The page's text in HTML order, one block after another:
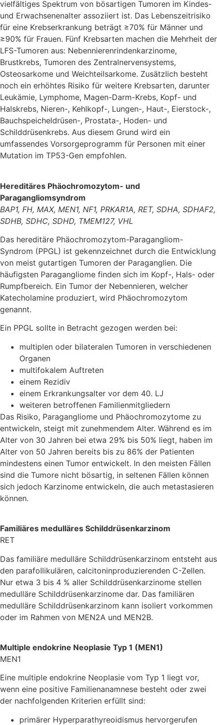
vielfältiges Spektrum von bösartigen Tumoren im Kindes-
und Erwachsenenalter assoziiert ist. Das Lebenszeitrisiko
für eine Krebserkrankung beträgt ≥70% für Männer und
≥90% für Frauen. Fünf Krebsarten machen die Mehrheit der
LFS-Tumoren aus: Nebennierenrindenkarzinome,
Brustkrebs, Tumoren des Zentralnervensystems,
Osteosarkome und Weichteilsarkome. Zusätzlich besteht
noch ein erhöhtes Risiko für weitere Krebsarten, darunter
Leukämie, Lymphome, Magen-Darm-Krebs, Kopf- und
Halskrebs, Nieren-, Kehlkopf-, Lungen-, Haut-, Eierstock-,
Bauchspeicheldrüsen-, Prostata-, Hoden- und
Schilddrüsenkrebs. Aus diesem Grund wird ein
umfassendes Vorsorgeprogramm für Personen mit einer
Mutation im TP53-Gen empfohlen.
Hereditäres Phäochromozytom- und
Paragangliomsyndrom
BAP1, FH, MAX, MEN1, NF1, PRKAR1A, RET, SDHA, SDHAF2,
SDHB, SDHC, SDHD, TMEM127, VHL
Das hereditäre Phäochromozytom-Paragangliom-
Syndrom (PPGL) ist gekennzeichnet durch die Entwicklung
von meist gutartigen Tumoren der Paraganglien. Die
häufigsten Paragangliome finden sich im Kopf-, Hals- oder
Rumpfbereich. Ein Tumor der Nebennieren, welcher
Katecholamine produziert, wird Phäochromozytom
genannt.
Ein PPGL sollte in Betracht gezogen werden bei:
multiplen oder bilateralen Tumoren in verschiedenen
Organen
multifokalem Auftreten
einem Rezidiv
einem Erkrankungsalter vor dem 40. LJ
weiteren betroffenen Familienmitgliedern
Das Risiko, Paragangliome und Phäochromozytome zu
entwickeln, steigt mit zunehmendem Alter. Während es im
Alter von 30 Jahren bei etwa 29% bis 50% liegt, haben im
Alter von 50 Jahren bereits bis zu 86% der Patienten
mindestens einen Tumor entwickelt. In den meisten Fällen
sind die Tumore nicht bösartig, in seltenen Fällen können
sich jedoch Karzinome entwickeln, die auch metastasieren
können.
Familiäres medulläres Schilddrüsenkarzinom
RET
Das familiäre medulläre Schilddrüsenkarzinom entsteht aus
den parafollikulären, calcitoninproduzierenden C-Zellen.
Nur etwa 3 bis 4 % aller Schilddrüsenkarzinome stellen
medulläre Schilddrüsenkarzinome dar. Das familiären
medulläre Schilddrüsenkarzinom kann isoliert vorkommen
oder im Rahmen von MEN2A und MEN2B.
Multiple endokrine Neoplasie Typ 1 (MEN1)
MEN1
Eine multiple endokrine Neoplasie vom Typ 1 liegt vor,
wenn eine positive Familienanamnese besteht oder zwei
der nachfolgenden Kriterien erfüllt sind:
primärer Hyperparathyreoidismus hervorgerufen